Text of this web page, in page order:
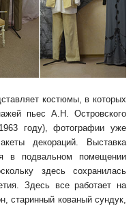
костюмы, в которых
пьес А.Н. Островского
году), фотографии уже
декораций. Выставка
в подвальном помещении
здесь сохранилась
Здесь все работает на
старинный кованый сундук,